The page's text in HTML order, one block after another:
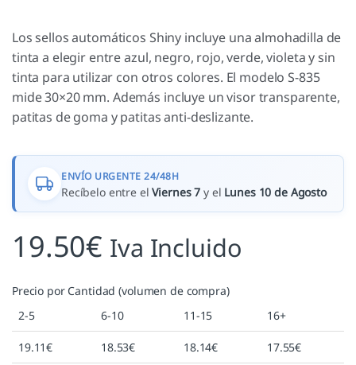
Los sellos automáticos Shiny incluye una almohadilla de
tinta a elegir entre azul, negro, rojo, verde, violeta y sin
tinta para utilizar con otros colores. El modelo S-835
mide 30×20 mm. Además incluye un visor transparente,
patitas de goma y patitas anti-deslizante.
ENVÍO URGENTE 24/48H
Recíbelo entre elViernes 7 y el Lunes 10 de Agosto
19.50€ Iva Incluido
Precio por Cantidad (volumen de compra)
2-5
6-10 11-15 16+
19.11€ 18.53€ 18.14€ 17.55€